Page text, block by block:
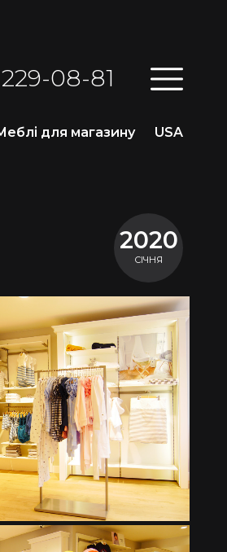
08-81
для магазину USA
2020
СІЧНЯ